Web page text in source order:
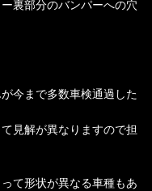
裏部分のバンパーへの穴
今まで多数車検通過した
見解が異なりますので担
て形状が異なる車種もあ